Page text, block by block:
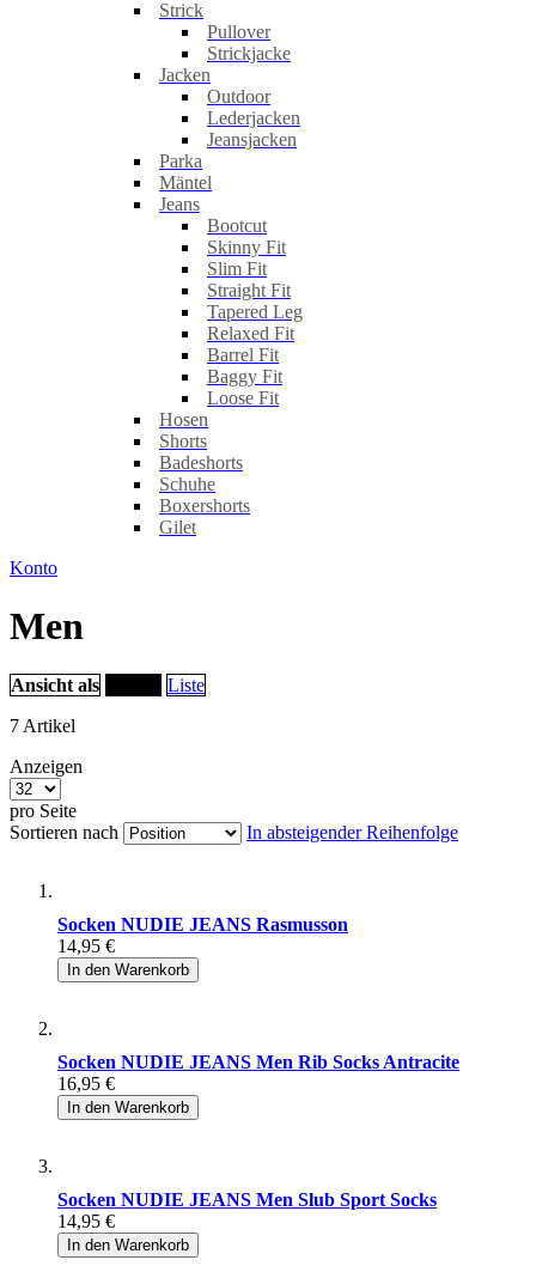
Strick
Pullover
Strickjacke
Jacken
Outdoor
Lederjacken
Jeansjacken
Parka
Mäntel
Jeans
Bootcut
Skinny Fit
Slim Fit
Straight Fit
Tapered Leg
Relaxed Fit
Barrel Fit
Baggy Fit
Loose Fit
Hosen
Shorts
Badeshorts
Schuhe
Boxershorts
Gilet
Konto
Men
Ansicht als
Liste
7 Artikel
Anzeigen
pro Seite
Sortieren nach
In absteigender Reihenfolge
Socken NUDIE JEANS Rasmusson
14,95 €
In den Warenkorb
Socken NUDIE JEANS Men Rib Socks Antracite
16,95 €
In den Warenkorb
Socken NUDIE JEANS Men Slub Sport Socks
14,95 €
In den Warenkorb